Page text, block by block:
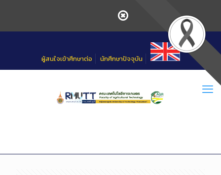
ผู้สนใจเข้าศึกษาต่อ นักศึกษาปัจจุบัน